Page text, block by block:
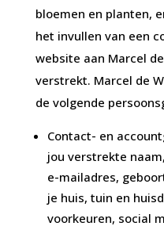
bloemen en planten,
het invullen van een
website aan Marcel
verstrekt. Marcel de
de volgende
Contact- en
jou verstrekte
e-mailadres,
je huis, tuin en
voorkeuren, social